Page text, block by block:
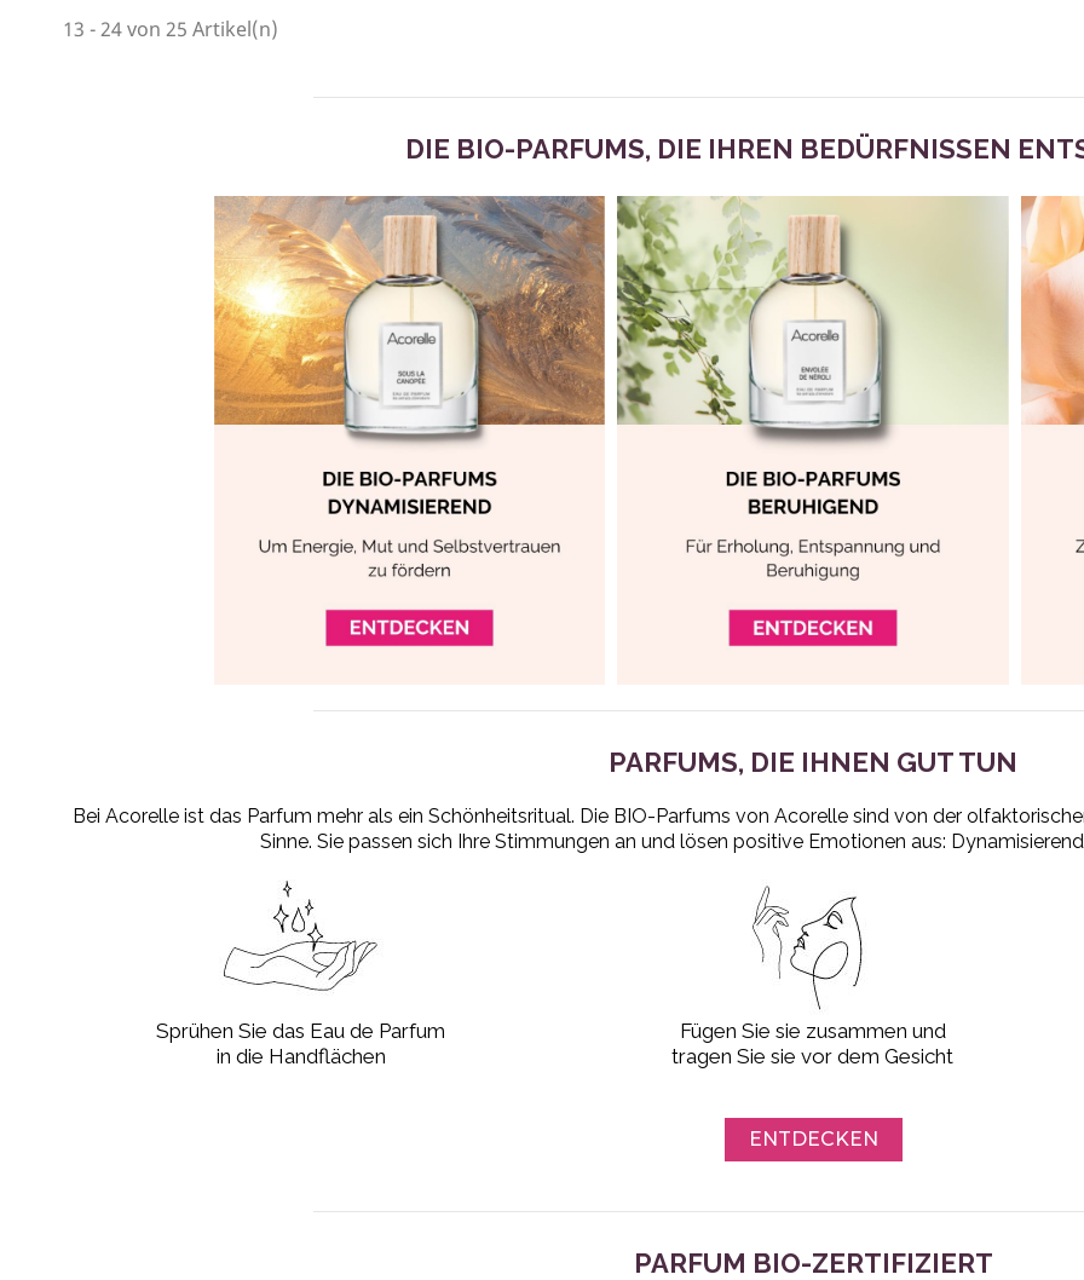
13 - 24 von 25 Artikel(n)
DIE BIO-PARFUMS, DIE IHREN BEDÜRFNISSEN
PARFUMS, DIE IHNEN GUT TUN
Bei Acorelle ist das Parfum mehr als ein Schönheitsritual. Die BIO-Parfums von Acorelle sind von der
Sinne. Sie passen sich Ihre Stimmungen an und lösen positive Emotionen aus:
Sprühen Sie das Eau de Parfum
in die Handflächen
Fügen Sie sie zusammen und
tragen Sie sie vor dem Gesicht
ENTDECKEN
PARFUM BIO-ZERTIFIZIERT